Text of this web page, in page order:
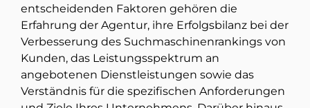
entscheidenden Faktoren gehören die
Erfahrung der Agentur, ihre Erfolgsbilanz bei der
Verbesserung des Suchmaschinenrankings von
Kunden, das Leistungsspektrum an
angebotenen Dienstleistungen sowie das
Verständnis für die spezifischen Anforderungen